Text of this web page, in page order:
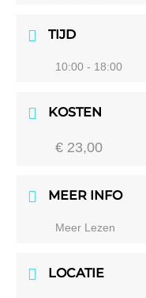
TIJD
10:00 - 18:00
KOSTEN
€ 23,00
MEER INFO
Meer Lezen
LOCATIE